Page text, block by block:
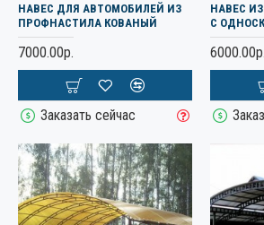
НАВЕС ДЛЯ АВТОМОБИЛЕЙ ИЗ
ПРОФНАСТИЛА КОВАНЫЙ
7000.00р.
Заказать сейчас
НАВЕС
С
6000.00р.